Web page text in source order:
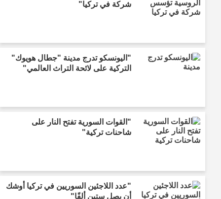
شركة في تركيا"
"اليونسكو تدرج مدينة "جطال هويوك"
التركية على لائحة التراث العالمي"
"القوات السورية تفتح النار على
شاحنات تركية"
"عدد اللاجئين السوريين في تركيا أوشك
أن يصل ستين ألفًا"